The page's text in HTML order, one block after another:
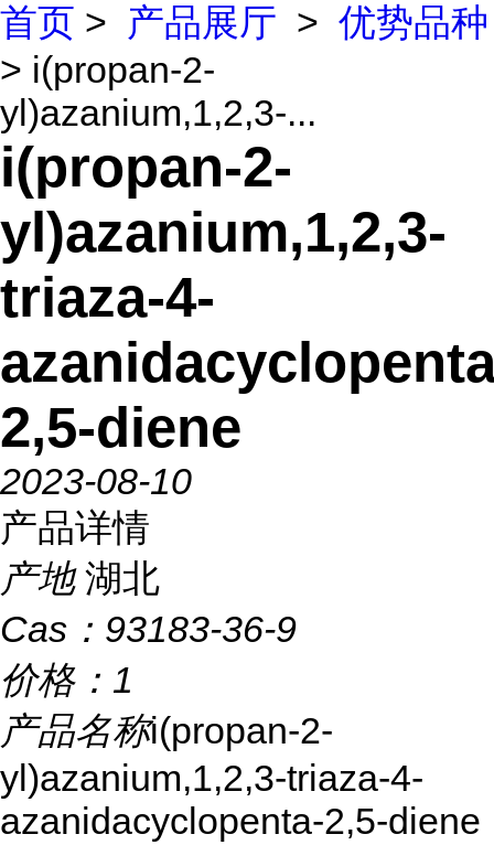
首页 > 产品展厅 > 优势品种
> i(propan-2-
yl)azanium,1,2,3-...
i(propan-2-
yl)azanium,1,2,3-
triaza-4-
2,5-diene
2023-08-10
产品详情
产地 湖北
Cas： 93183-36-9
价格： 1
产品名称i(propan-2-
yl)azanium,1,2,3-triaza-4-
azanidacyclopenta-2,5-diene